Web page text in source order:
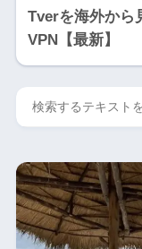
Tverを海外から
VPN【最新】